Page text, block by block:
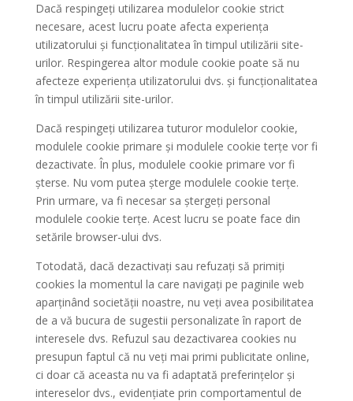
Dacă respingeți utilizarea modulelor cookie strict
necesare, acest lucru poate afecta experiența
utilizatorului și funcționalitatea în timpul utilizării site-
urilor. Respingerea altor module cookie poate să nu
afecteze experiența utilizatorului dvs. și funcționalitatea
în timpul utilizării site-urilor.
Dacă respingeți utilizarea tuturor modulelor cookie,
modulele cookie primare și modulele cookie terțe vor fi
dezactivate. În plus, modulele cookie primare vor fi
șterse. Nu vom putea șterge modulele cookie terțe.
Prin urmare, va fi necesar sa ștergeți personal
modulele cookie terțe. Acest lucru se poate face din
setările browser-ului dvs.
Totodată, dacă dezactivați sau refuzați să primiți
cookies la momentul la care navigați pe paginile web
aparținând societății noastre, nu veți avea posibilitatea
de a vă bucura de sugestii personalizate în raport de
interesele dvs. Refuzul sau dezactivarea cookies nu
presupun faptul că nu veți mai primi publicitate online,
ci doar că aceasta nu va fi adaptată preferințelor și
intereselor dvs., evidențiate prin comportamentul de